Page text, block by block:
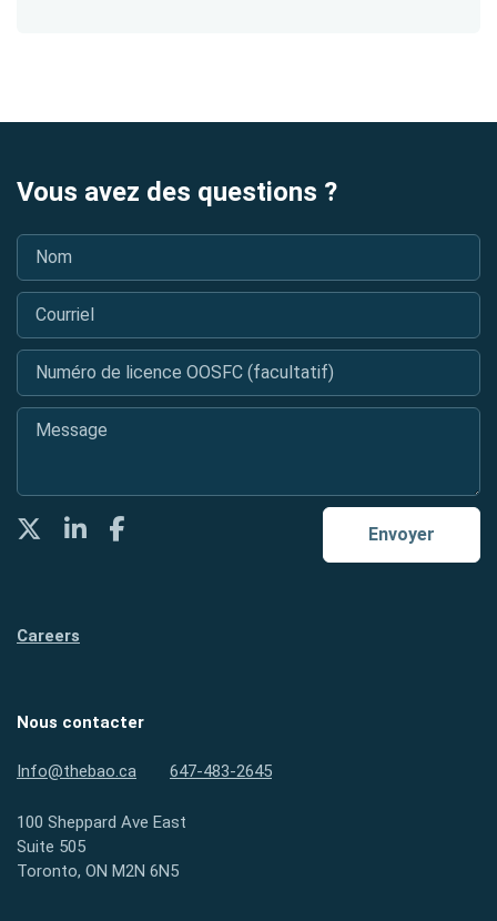
Vous avez des questions ?
Nom
Courriel
Numéro de licence OOSFC (facultatif)
Message
Envoyer
TwitterLinkedInFacebook
Careers
Nous contacter
Info@thebao.ca 647-483-2645
100 Sheppard Ave East
Suite 505
Toronto, ON M2N 6N5